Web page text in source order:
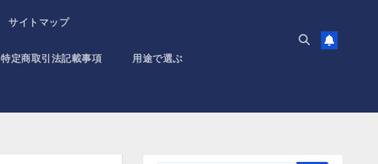
サイトマップ
特定商取引法記載事項 用途で選ぶ